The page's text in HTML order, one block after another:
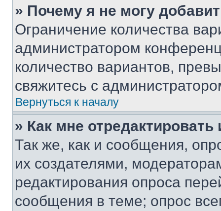
» Почему я не могу
Ограничение количества
администратором
количество вариантов,
свяжитесь с
Вернуться к началу
» Как мне
Так же, как и сообщения,
их создателями,
редактирования опроса
сообщения в теме; опрос